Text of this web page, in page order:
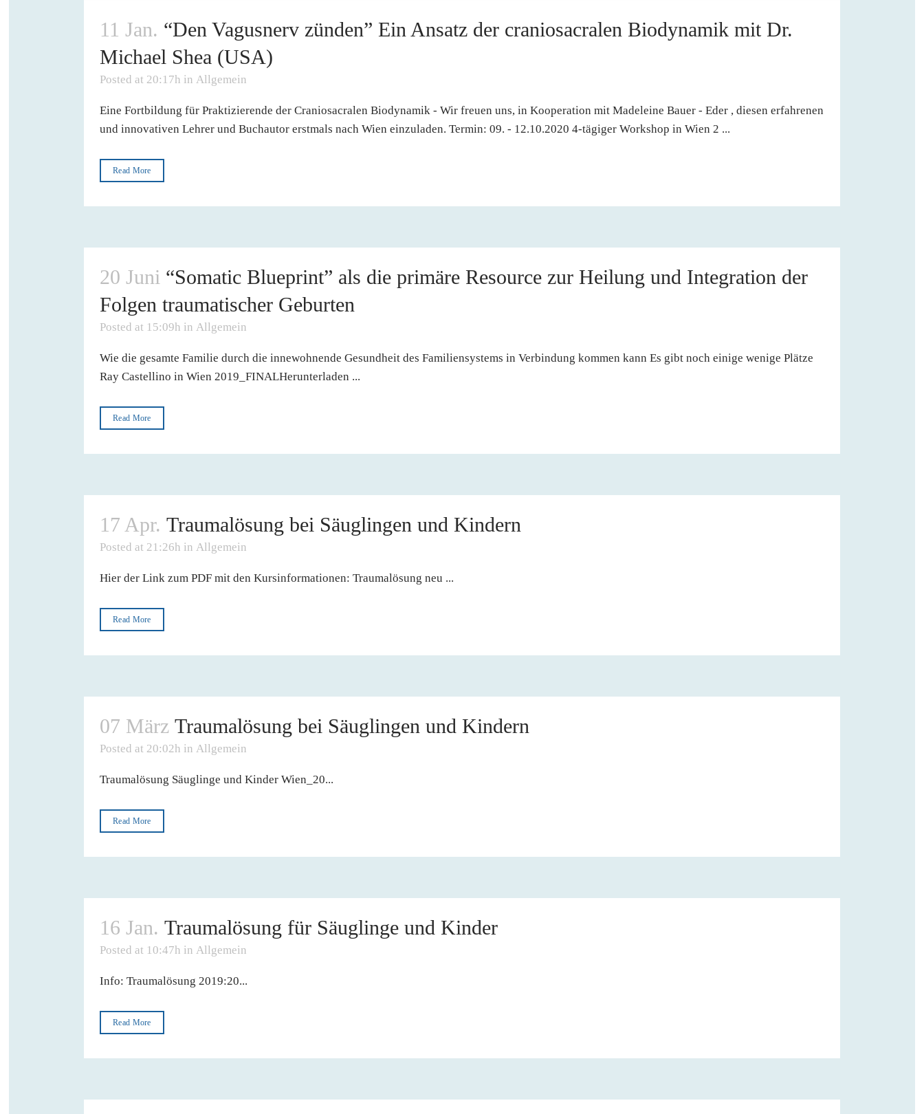
11 Jan. “Den Vagusnerv zünden” Ein Ansatz der craniosacralen Biodynamik mit Dr.
Michael Shea (USA)
Posted at 20:17h in Allgemein
Eine Fortbildung für Praktizierende der Craniosacralen Biodynamik - Wir freuen uns, in Kooperation mit Madeleine Bauer - Eder , diesen erfahrenen
und innovativen Lehrer und Buchautor erstmals nach Wien einzuladen. Termin: 09. - 12.10.2020 4-tägiger Workshop in Wien 2 ...
Read More
20 Juni “Somatic Blueprint” als die primäre Resource zur Heilung und Integration der
Folgen traumatischer Geburten
Posted at 15:09h in Allgemein
Wie die gesamte Familie durch die innewohnende Gesundheit des Familiensystems in Verbindung kommen kann Es gibt noch einige wenige Plätze
Ray Castellino in Wien 2019_FINALHerunterladen ...
Read More
17 Apr. Traumalösung bei Säuglingen und Kindern
Posted at 21:26h in Allgemein
Hier der Link zum PDF mit den Kursinformationen: Traumalösung neu ...
Read More
07 März Traumalösung bei Säuglingen und Kindern
Posted at 20:02h in Allgemein
Traumalösung Säuglinge und Kinder Wien_20...
Read More
16 Jan. Traumalösung für Säuglinge und Kinder
Posted at 10:47h in Allgemein
Info: Traumalösung 2019:20...
Read More